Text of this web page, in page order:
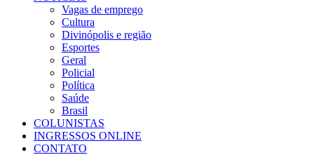
Vagas de emprego
Cultura
Divinópolis e região
Esportes
Geral
Policial
Política
Saúde
Brasil
COLUNISTAS
INGRESSOS ONLINE
CONTATO